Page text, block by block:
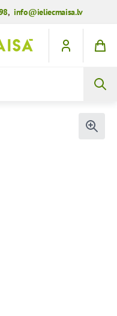
,info@ieliecmaisa.lv